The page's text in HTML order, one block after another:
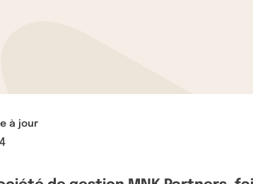
à jour